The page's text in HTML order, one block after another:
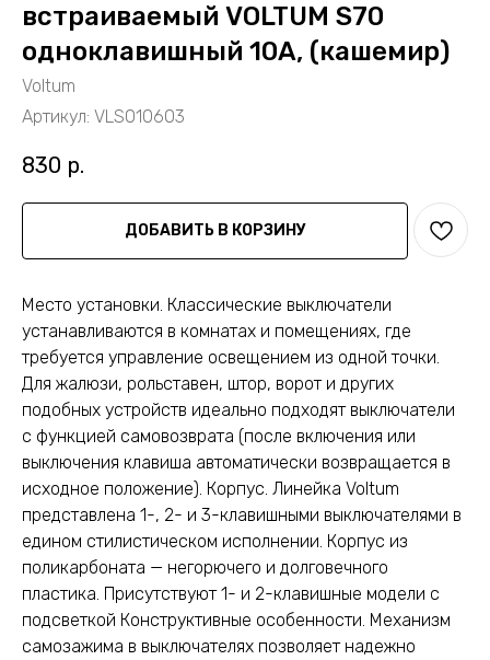
встраиваемый VOLTUM S70
одноклавишный 10А, (кашемир)
Voltum
Артикул: VLS010603
830 р.
ДОБАВИТЬ В КОРЗИНУ
Место установки. Классические выключатели
устанавливаются в комнатах и помещениях, где
требуется управление освещением из одной точки.
Для жалюзи, рольставен, штор, ворот и других
подобных устройств идеально подходят выключатели
с функцией самовозврата (после включения или
выключения клавиша автоматически возвращается в
исходное положение). Корпус. Линейка Voltum
представлена 1-, 2- и 3-клавишными выключателями в
едином стилистическом исполнении. Корпус из
поликарбоната — негорючего и долговечного
пластика. Присутствуют 1- и 2-клавишные модели с
подсветкой Конструктивные особенности. Механизм
самозажима в выключателях позволяет надежно